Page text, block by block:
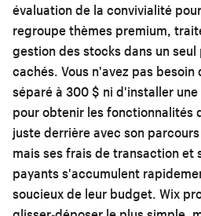
évaluation de la convivialité
regroupe thèmes premium,
gestion des stocks dans un
cachés. Vous n'avez pas
séparé à 300 $ ni d'installer
pour obtenir les fonctionnalités
juste derrière avec son
mais ses frais de transaction et
payants s'accumulent
soucieux de leur budget. Wix